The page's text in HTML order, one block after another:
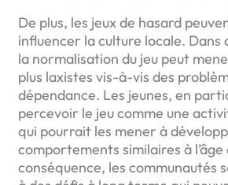
De plus, les jeux de hasard
influencer la culture locale. Dans
la normalisation du jeu peut
plus laxistes vis-à-vis des
dépendance. Les jeunes, en
percevoir le jeu comme une
qui pourrait les mener à
comportements similaires à l’âge
conséquence, les communautés